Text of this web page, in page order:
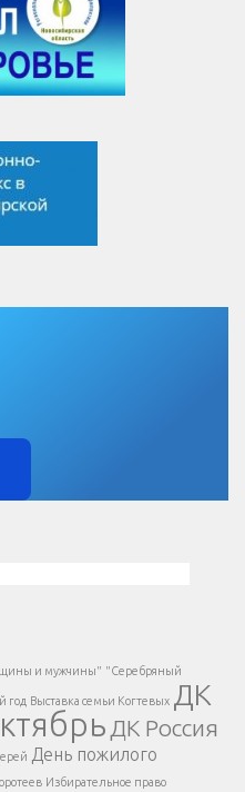
и мужчины" "Серебряный
год Выставка семьи Когтевых ДК
ДК Россия
День пожилого
Избирательное право